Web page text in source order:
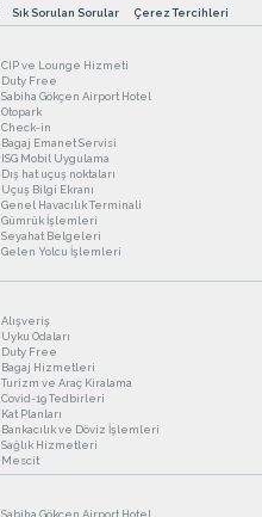
Sık Sorulan Sorular Çerez Tercihleri
CIP ve Lounge Hizmeti
Duty Free
Sabiha Gökçen Airport Hotel
Otopark
Check-in
Bagaj Emanet Servisi
ISG Mobil Uygulama
Dış hat uçuş noktaları
Uçuş Bilgi Ekranı
Genel Havacılık Terminali
Gümrük İşlemleri
Seyahat Belgeleri
Gelen Yolcu İşlemleri
Alışveriş
Uyku Odaları
Duty Free
Bagaj Hizmetleri
Turizm ve Araç Kiralama
Covid-19 Tedbirleri
Kat Planları
Bankacılık ve Döviz İşlemleri
Sağlık Hizmetleri
Mescit
Sabiha Gökçen Airport Hotel